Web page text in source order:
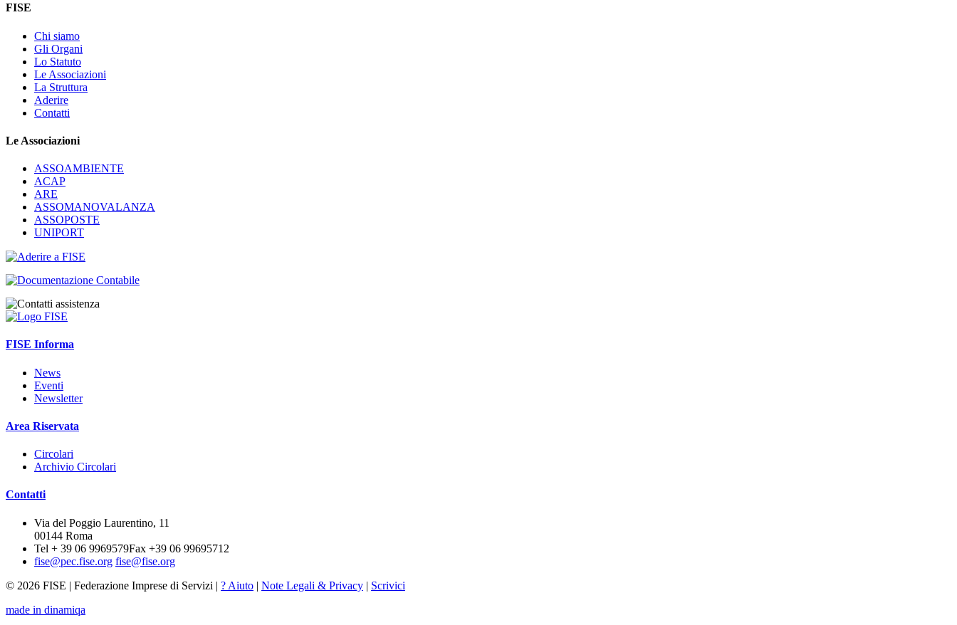
FISE
Chi siamo
Gli Organi
Lo Statuto
Le Associazioni
La Struttura
Aderire
Contatti
Le Associazioni
ASSOAMBIENTE
ACAP
ARE
ASSOMANOVALANZA
ASSOPOSTE
UNIPORT
FISE Informa
News
Eventi
Newsletter
Area Riservata
Circolari
Archivio Circolari
Contatti
Via del Poggio Laurentino, 11
00144 Roma
Tel + 39 06 9969579Fax +39 06 99695712
fise@pec.fise.org fise@fise.org
© 2026 FISE | Federazione Imprese di Servizi | ? Aiuto | Note Legali & Privacy | Scrivici
made in dinamiqa